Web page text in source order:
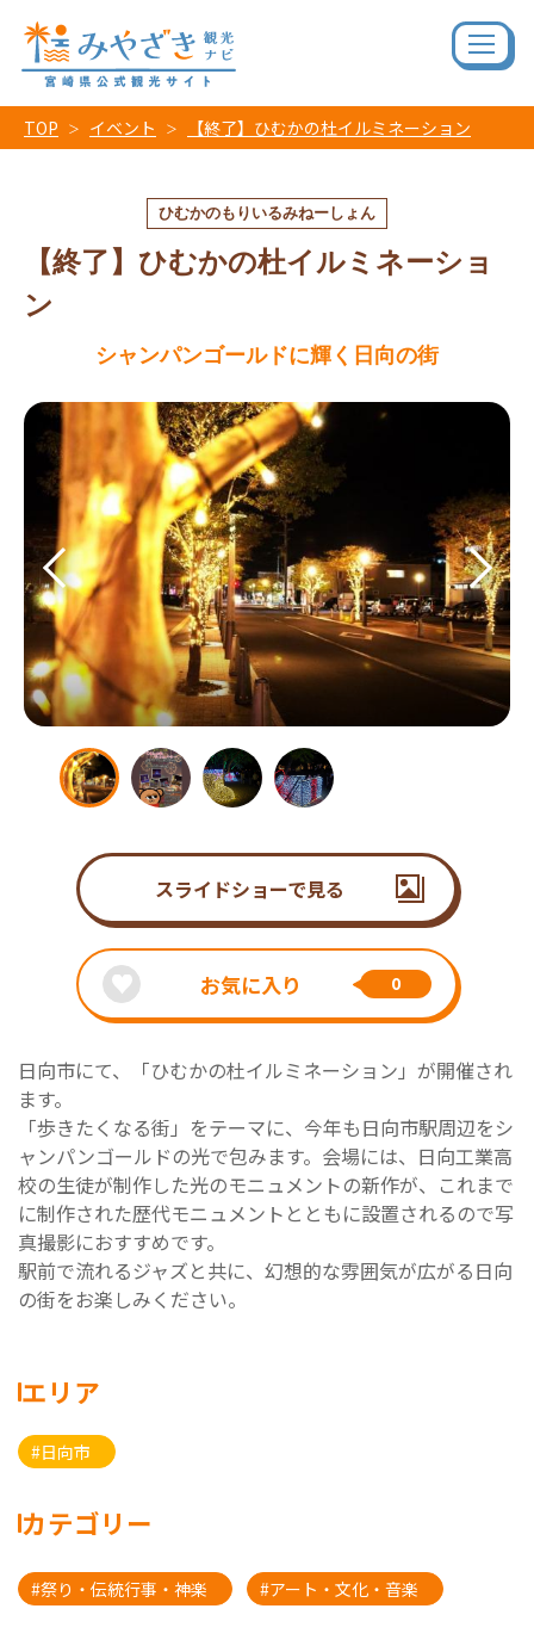
TOP イベント 【終了】ひむかの杜イルミネーション
ひむかのもりいるみねーしょん
【終了】ひむかの杜イルミネーショ
ン
シャンパンゴールドに輝く日向の街
スライドショーで見る
お気に入り 0
日向市にて、「ひむかの杜イルミネーション」が開催され
ます。
「歩きたくなる街」をテーマに、今年も日向市駅周辺をシ
ャンパンゴールドの光で包みます。会場には、日向工業高
校の生徒が制作した光のモニュメントの新作が、これまで
に制作された歴代モニュメントとともに設置されるので写
真撮影におすすめです。
駅前で流れるジャズと共に、幻想的な雰囲気が広がる日向
の街をお楽しみください。
エリア
#日向市
カテゴリー
#祭り・伝統行事・神楽 #アート・文化・音楽